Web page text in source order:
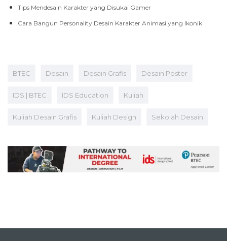
Tips Mendesain Karakter yang Disukai Gamer
Cara Bangun Personality Desain Karakter Animasi yang Ikonik
BTEC Desain Desain Grafis Desain Poster
IDS | BTEC IDS Education Kuliah
Kuliah Desain Grafis Kuliah Design Sekolah Desain